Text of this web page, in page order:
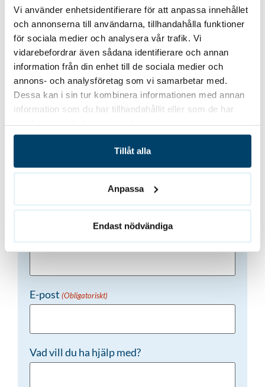
Vi använder enhetsidentifierare för att anpassa innehållet
och annonserna till användarna, tillhandahålla funktioner
för sociala medier och analysera vår trafik. Vi
vidarebefordrar även sådana identifierare och annan
information från din enhet till de sociala medier och
annons- och analysföretag som vi samarbetar med.
Dessa kan i sin tur kombinera informationen med annan
information som du har tillhandahållit eller som de har
Tillåt alla
Anpassa
Endast nödvändiga
Tillbaka till alla referenser
Vill du bli kontaktad?
E-post (Obligatoriskt)
Vad vill du ha hjälp med?